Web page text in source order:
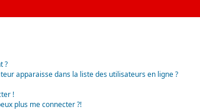
?
apparaisse dans la liste des utilisateurs en ligne ?
!
plus me connecter ?!